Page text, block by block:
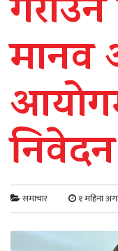
मानव
निवेदन
समाचार १ महिना